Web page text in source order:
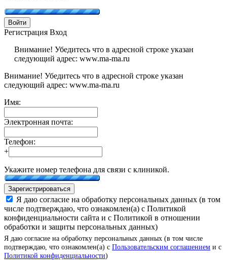
Войти
Регистрация Вход
Внимание! Убедитесь что в адресной строке указан
следующий адрес: www.ma-ma.ru
Внимание! Убедитесь что в адресной строке указан
следующий адрес: www.ma-ma.ru
Имя:
Электронная почта:
Телефон:
+
Укажите номер телефона для связи с клиникой.
Зарегистрироваться
Я даю согласие на обработку персональных данных (в том
числе подтверждаю, что ознакомлен(а) с Политикой
конфиденциальности сайта и с Политикой в отношении
обработки и защиты персональных данных)
Я даю согласие на обработку персональных данных (в том числе
подтверждаю, что ознакомлен(а) с Пользовательским соглашением и с
Политикой конфиденциальности)